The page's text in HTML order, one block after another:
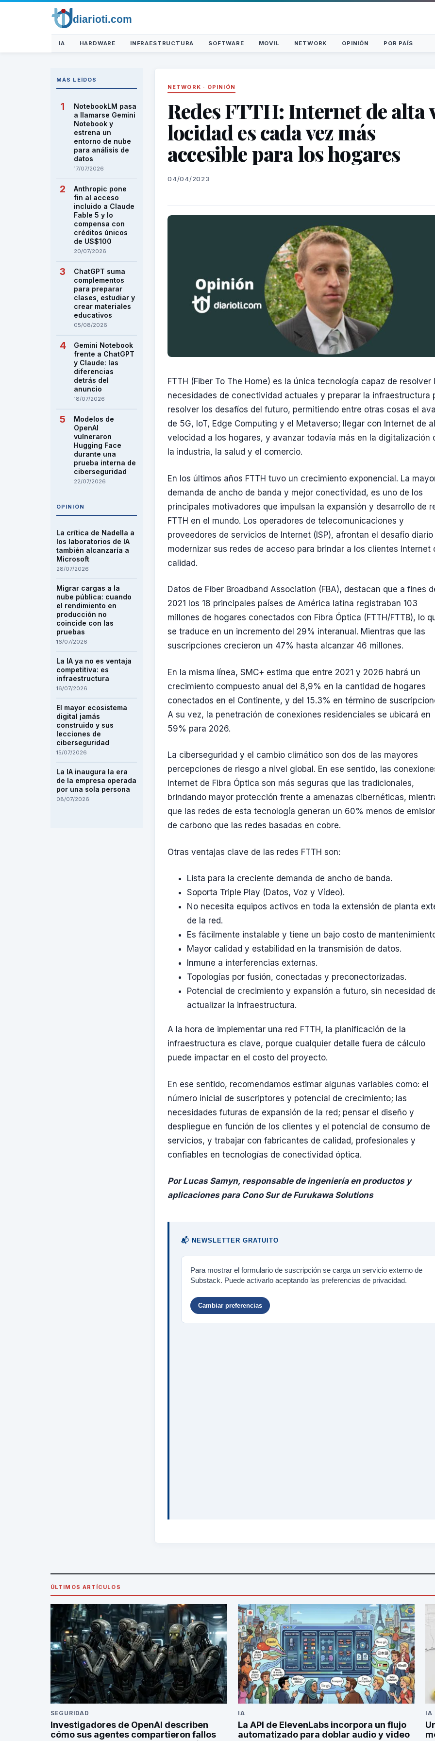
IA HARDWARE INFRAESTRUCTURA SOFTWARE MOVIL NETWORK OPINIÓN POR PAÍS
MÁS LEÍDOS
NotebookLM pasa
a llamarse Gemini
Notebook y
estrena un
entorno de nube
para análisis de
datos
17/07/2026
Anthropic pone
fin al acceso
incluido a Claude
Fable 5 y lo
compensa con
créditos únicos
de US$100
20/07/2026
ChatGPT suma
complementos
para preparar
clases, estudiar y
crear materiales
educativos
05/08/2026
Gemini Notebook
frente a ChatGPT
y Claude: las
diferencias
detrás del
anuncio
18/07/2026
Modelos de
OpenAI
vulneraron
Hugging Face
durante una
prueba interna de
ciberseguridad
22/07/2026
OPINIÓN
La crítica de Nadella a
los laboratorios de IA
también alcanzaría a
Microsoft
28/07/2026
Migrar cargas a la
nube pública: cuando
el rendimiento en
producción no
coincide con las
pruebas
16/07/2026
La IA ya no es ventaja
competitiva: es
infraestructura
16/07/2026
El mayor ecosistema
digital jamás
construido y sus
lecciones de
ciberseguridad
15/07/2026
La IA inaugura la era
de la empresa operada
por una sola persona
08/07/2026
NETWORK · OPINIÓN
Redes FTTH: Internet de alta
locidad es cada vez más
accesible para los hogares
04/04/2023
FTTH (Fiber To The Home) es la única tecnología capaz de resolver
necesidades de conectividad actuales y preparar la infraestructura
resolver los desafíos del futuro, permitiendo entre otras cosas el
de 5G, IoT, Edge Computing y el Metaverso; llegar con Internet de
velocidad a los hogares, y avanzar todavía más en la digitalización
la industria, la salud y el comercio.
En los últimos años FTTH tuvo un crecimiento exponencial. La
demanda de ancho de banda y mejor conectividad, es uno de los
principales motivadores que impulsan la expansión y desarrollo de
FTTH en el mundo. Los operadores de telecomunicaciones y
proveedores de servicios de Internet (ISP), afrontan el desafío diario
modernizar sus redes de acceso para brindar a los clientes Internet
calidad.
Datos de Fiber Broadband Association (FBA), destacan que a fines
2021 los 18 principales países de América latina registraban 103
millones de hogares conectados con Fibra Óptica (FTTH/FTTB), lo
se traduce en un incremento del 29% interanual. Mientras que las
suscripciones crecieron un 47% hasta alcanzar 46 millones.
En la misma línea, SMC+ estima que entre 2021 y 2026 habrá un
crecimiento compuesto anual del 8,9% en la cantidad de hogares
conectados en el Continente, y del 15.3% en término de
A su vez, la penetración de conexiones residenciales se ubicará en
59% para 2026.
La ciberseguridad y el cambio climático son dos de las mayores
percepciones de riesgo a nivel global. En ese sentido, las
Internet de Fibra Óptica son más seguras que las tradicionales,
brindando mayor protección frente a amenazas cibernéticas,
que las redes de esta tecnología generan un 60% menos de
de carbono que las redes basadas en cobre.
Otras ventajas clave de las redes FTTH son:
Lista para la creciente demanda de ancho de banda.
Soporta Triple Play (Datos, Voz y Vídeo).
No necesita equipos activos en toda la extensión de planta
de la red.
Es fácilmente instalable y tiene un bajo costo de
Mayor calidad y estabilidad en la transmisión de datos.
Inmune a interferencias externas.
Topologías por fusión, conectadas y preconectorizadas.
Potencial de crecimiento y expansión a futuro, sin necesidad
actualizar la infraestructura.
A la hora de implementar una red FTTH, la planificación de la
infraestructura es clave, porque cualquier detalle fuera de cálculo
puede impactar en el costo del proyecto.
En ese sentido, recomendamos estimar algunas variables como: el
número inicial de suscriptores y potencial de crecimiento; las
necesidades futuras de expansión de la red; pensar el diseño y
despliegue en función de los clientes y el potencial de consumo de
servicios, y trabajar con fabricantes de calidad, profesionales y
confiables en tecnologías de conectividad óptica.
Por Lucas Samyn, responsable de ingeniería en productos y
aplicaciones para Cono Sur de Furukawa Solutions
📬 NEWSLETTER GRATUITO
Para mostrar el formulario de suscripción se carga un servicio externo de
Substack. Puede activarlo aceptando las preferencias de privacidad.
Cambiar preferencias
ÚLTIMOS ARTÍCULOS
SEGURIDAD
Investigadores de OpenAI describen
cómo sus agentes compartieron fallos
IA
La API de ElevenLabs incorpora un flujo
automatizado para doblar audio y video
IA